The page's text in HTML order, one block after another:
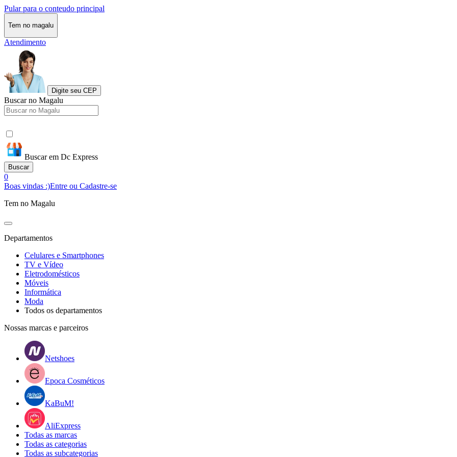
Pular para o conteudo principal
Tem no magalu
Atendimento
Digite seu CEP
Buscar no Magalu
Buscar em Dc Express
Buscar
0
Boas vindas :)Entre ou Cadastre-se
Tem no Magalu
Departamentos
Celulares e Smartphones
TV e Vídeo
Eletrodomésticos
Móveis
Informática
Moda
Todos os departamentos
Nossas marcas e parceiros
Netshoes
Epoca Cosméticos
KaBuM!
AliExpress
Todas as marcas
Todas as categorias
Todas as subcategorias